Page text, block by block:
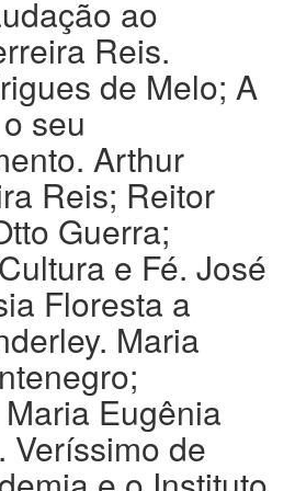
ao
Reis.
de Melo; A
seu
Arthur
Reis; Reitor
Guerra;
e Fé. José
Floresta a
Maria
Eugênia
Veríssimo de